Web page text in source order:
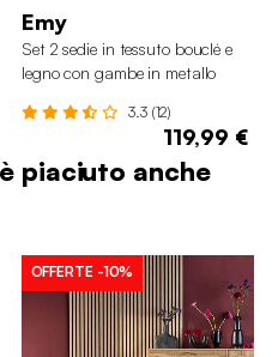
Emy
Set 2 sedie in tessuto bouclé e
legno con gambe in metallo
3.3 (12)
119,99 €
piaciuto anche
OFFERTE -10%